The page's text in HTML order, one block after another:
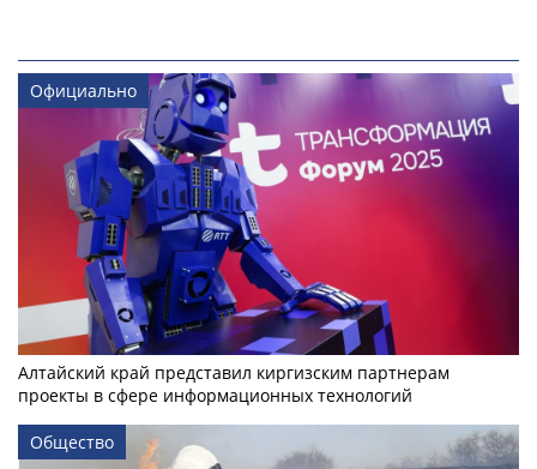
Официально
Алтайский край представил киргизским партнерам
проекты в сфере информационных технологий
Общество